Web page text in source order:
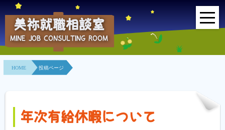
HOME
事業所紹介
相談室とは？
美祢就職相談室
MINE JOB CONSULTING ROOM
HOME 投稿ページ
年次有給休暇について